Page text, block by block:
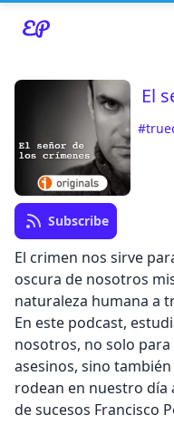
Read about our
El
Subscribe
El crimen nos sirve
oscura de nosotros
naturaleza humana a
En este podcast,
nosotros, no solo
asesinos, sino
rodean en nuestro día
de sucesos Francisco